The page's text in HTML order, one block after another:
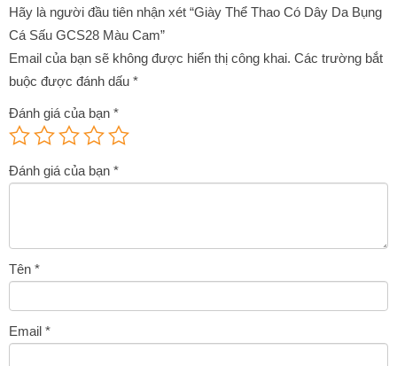
Hãy là người đầu tiên nhận xét “Giày Thể Thao Có Dây Da Bụng
Cá Sấu GCS28 Màu Cam”
Email của bạn sẽ không được hiển thị công khai. Các trường bắt
buộc được đánh dấu *
Đánh giá của bạn *
Đánh giá của bạn *
Tên *
Email *